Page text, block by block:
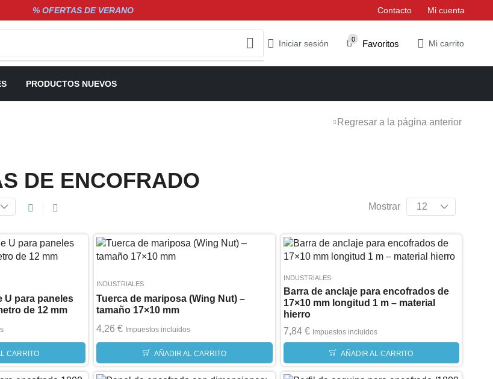
% OFERTAS DE VERANO Contacto Mi cuenta
Iniciar sesión 0 Favoritos Mi carrito
PRODUCTOS NUEVOS
Regresar a la página anterior
DE ENCOFRADO
Mostrar
U para paneles
de 12 mm
CARRITO
INDUSTRIALES
Tuerca de mariposa (Wing Nut) –
tamaño 17×10 mm
4,26€ Impuestos incluidos
AÑADIR AL CARRITO
INDUSTRIALES
Barra de anclaje para encofrados de
17×10 mm longitud 1 m – material
hierro
7,84 € Impuestos incluidos
AÑADIR AL CARRITO